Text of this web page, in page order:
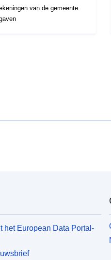
van de gemeente
het European Data Portal-